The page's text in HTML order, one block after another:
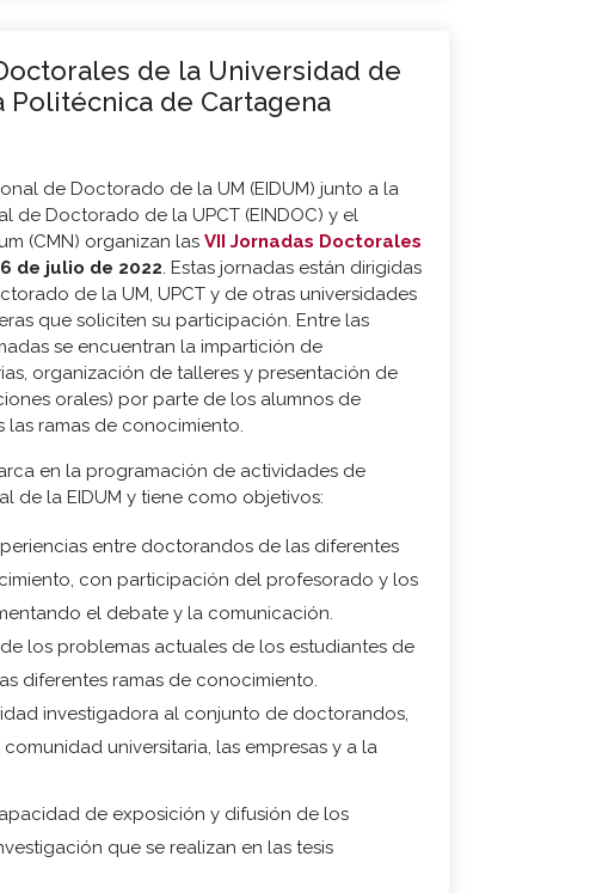
de la Universidad de
Politécnica de Cartagena
de Doctorado de la UM (EIDUM) junto a la
de Doctorado de la UPCT (EINDOC) y el
(CMN) organizan las VII Jornadas Doctorales
de julio de 2022. Estas jornadas están dirigidas
de la UM, UPCT y de otras universidades
que soliciten su participación. Entre las
se encuentran la impartición de
organización de talleres y presentación de
orales) por parte de los alumnos de
ramas de conocimiento.
en la programación de actividades de
de la EIDUM y tiene como objetivos:
entre doctorandos de las diferentes
con participación del profesorado y los
el debate y la comunicación.
los problemas actuales de los estudiantes de
diferentes ramas de conocimiento.
investigadora al conjunto de doctorandos,
universitaria, las empresas y a la
de exposición y difusión de los
que se realizan en las tesis